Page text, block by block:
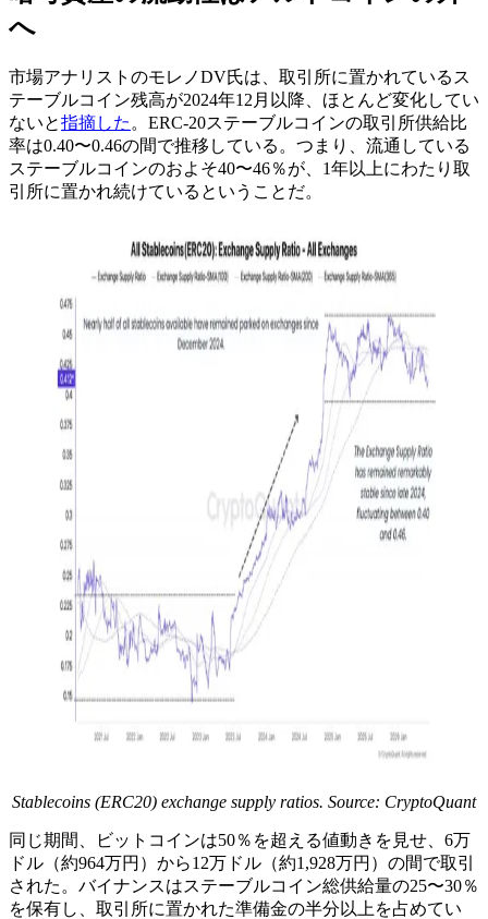
へ
市場アナリストのモレノDV氏は、取引所に置かれているス
テーブルコイン残高が2024年12月以降、ほとんど変化してい
ないと指摘した 。ERC-20ステーブルコインの取引所供給比
率は0.40〜0.46の間で推移している。つまり、流通している
ステーブルコインのおよそ40〜46％が、1年以上にわたり取
引所に置かれ続けているということだ。
Stablecoins (ERC20) exchange supply ratios. Source: CryptoQuant
同じ期間、ビットコインは50％を超える値動きを見せ、6万
ドル（約964万円）から12万ドル（約1,928万円）の間で取引
された。バイナンスはステーブルコイン総供給量の25〜30％
を保有し、取引所に置かれた準備金の半分以上を占めてい